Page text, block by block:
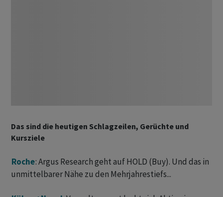
Das sind die heutigen Schlagzeilen, Gerüchte und
Kursziele
Roche: Argus Research geht auf HOLD (Buy). Und das in
unmittelbarer Nähe zu den Mehrjahrestiefs...